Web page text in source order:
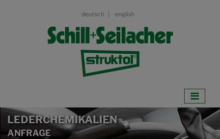
deutsch english
LEDERCHEMIKALIEN
ANFRAGE